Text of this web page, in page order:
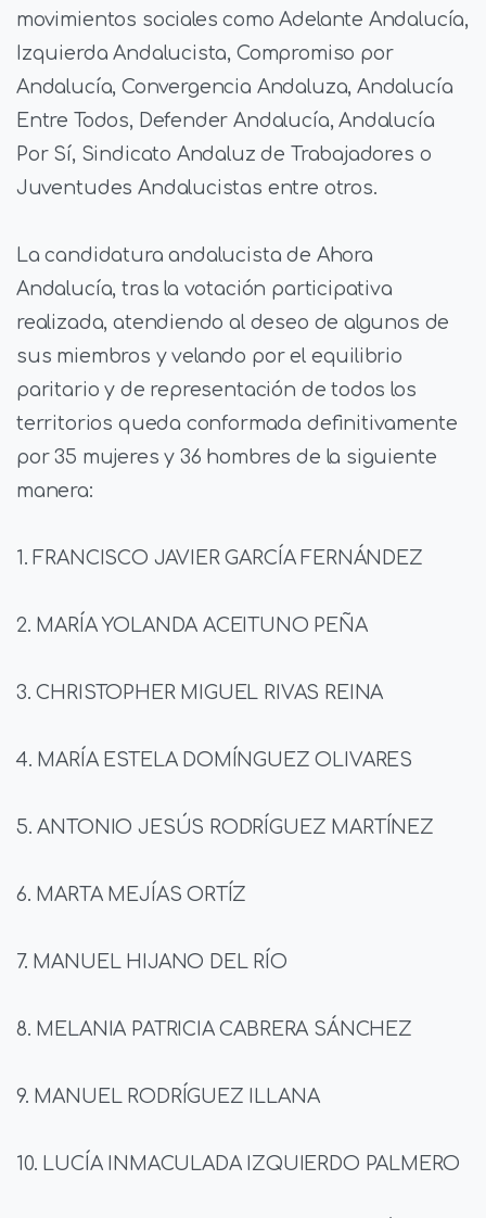
movimientos sociales como Adelante Andalucía,
Izquierda Andalucista, Compromiso por
Andalucía, Convergencia Andaluza, Andalucía
Entre Todos, Defender Andalucía, Andalucía
Por Sí, Sindicato Andaluz de Trabajadores o
Juventudes Andalucistas entre otros.
La candidatura andalucista de Ahora
Andalucía, tras la votación participativa
realizada, atendiendo al deseo de algunos de
sus miembros y velando por el equilibrio
paritario y de representación de todos los
territorios queda conformada definitivamente
por 35 mujeres y 36 hombres de la siguiente
manera:
1. FRANCISCO JAVIER GARCÍA FERNÁNDEZ
2. MARÍA YOLANDA ACEITUNO PEÑA
3. CHRISTOPHER MIGUEL RIVAS REINA
4. MARÍA ESTELA DOMÍNGUEZ OLIVARES
5. ANTONIO JESÚS RODRÍGUEZ MARTÍNEZ
6. MARTA MEJÍAS ORTÍZ
7. MANUEL HIJANO DEL RÍO
8. MELANIA PATRICIA CABRERA SÁNCHEZ
9. MANUEL RODRÍGUEZ ILLANA
10. LUCÍA INMACULADA IZQUIERDO PALMERO